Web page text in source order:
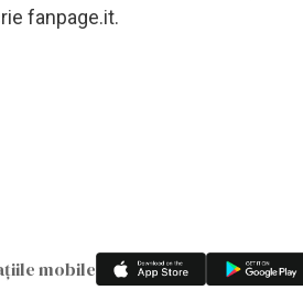
fanpage.it.
mobile